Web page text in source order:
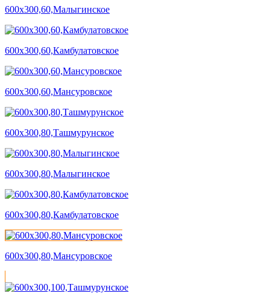
600х300,60,Малыгинское
600х300,60,Камбулатовское
600х300,60,Мансуровское
600х300,80,Ташмурунское
600х300,80,Малыгинское
600х300,80,Камбулатовское
600х300,80,Мансуровское